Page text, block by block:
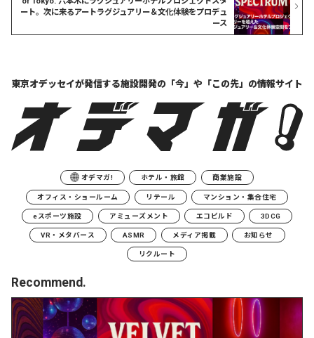
ート。次に来るアートラグジュアリー＆文化体験をプロデュ
ース
東京オデッセイが発信する施設開発の「今」や「この先」の情報サイト
オデマガ! ホテル・旅館 商業施設
オフィス・ショールーム リテール マンション・集合住宅
eスポーツ施設 アミューズメント エコビルド 3DCG
VR・メタバース ASMR メディア掲載 お知らせ
リクルート
Recommend.